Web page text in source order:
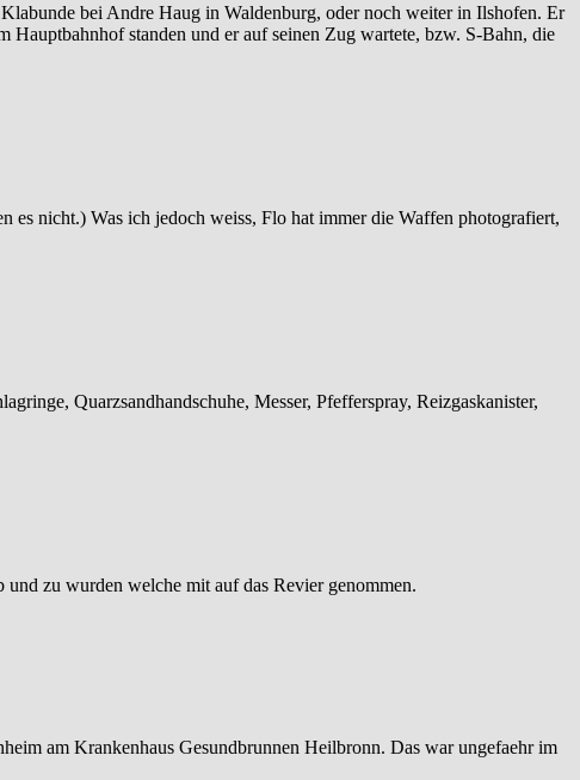
bei Andre Haug in Waldenburg, oder noch weiter in Ilshofen. Er
standen und er auf seinen Zug wartete, bzw. S-Bahn, die
es nicht.) Was ich jedoch weiss, Flo hat immer die Waffen photografiert,
Quarzsandhandschuhe, Messer, Pfefferspray, Reizgaskanister,
zu wurden welche mit auf das Revier genommen.
am Krankenhaus Gesundbrunnen Heilbronn. Das war ungefaehr im